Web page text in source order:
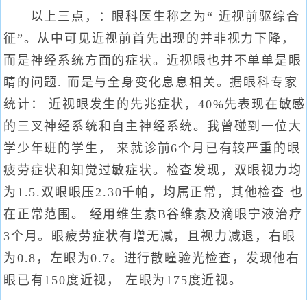
以上三点，：眼科医生称之为“ 近视前驱综合
征”。从中可见近视前首先出现的并非视力下降，
而是神经系统方面的症状。近视眼也并不单单是眼
睛的问题. 而是与全身变化息息相关。据眼科专家
统计： 近视眼发生的先兆症状，40%先表现在敏感
的三叉神经系统和自主神经系统。我曾碰到一位大
学少年班的学生， 来就诊前6个月已有较严重的眼
疲劳症状和知觉过敏症状。检查发现，双眼视力均
为1.5.双眼眼压2.30千帕，均属正常，其他检查 也
在正常范围。 经用维生素B谷维素及滴眼宁液治疗
3个月。眼疲劳症状有增无减，且视力减退，右眼
为0.8，左眼为0.7。进行散瞳验光检查，发现他右
眼已有150度近视， 左眼为175度近视。